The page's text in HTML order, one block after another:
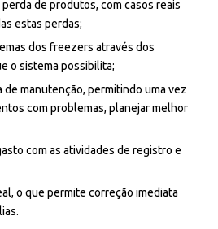
de produtos, com casos reais
estas perdas;
dos freezers através dos
o sistema possibilita;
manutenção, permitindo uma vez
com problemas, planejar melhor
com as atividades de registro e
o que permite correção imediata